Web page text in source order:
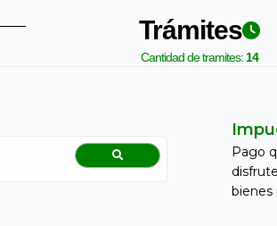
Trámites
Cantidad de tramites:14
Pago